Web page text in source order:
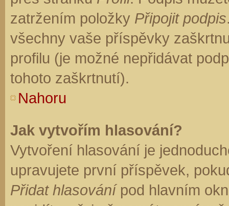
zatržením položky Připojit podpis
všechny vaše příspěvky
profilu (je možné nepřidávat
tohoto zaškrtnutí).
Nahoru
Jak vytvořím hlasování?
Vytvoření hlasování je
upravujete první příspěvek,
Přidat hlasovánípod hlavním